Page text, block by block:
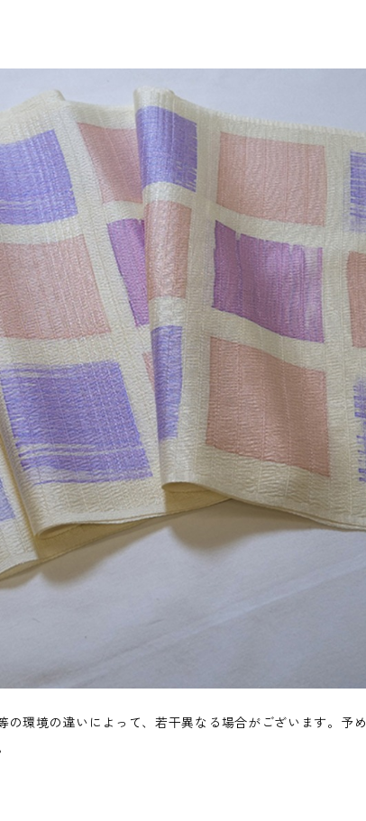
環境の違いによって、若干異なる場合がございます。予め